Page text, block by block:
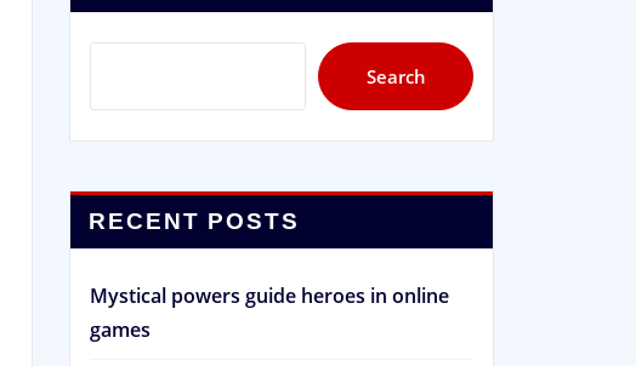
Search
RECENT POSTS
Mystical powers guide heroes in online
games